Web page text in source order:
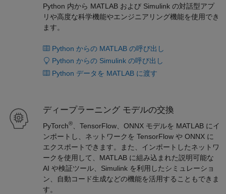
Python 内から MATLAB および Simulink の対話型アプ
リや高度な科学機能やエンジニアリング機能を使用でき
ます。
Python からの MATLAB の呼び出し
Python からの Simulink の呼び出し
Python データを MATLAB に渡す
ディープラーニング モデルの交換
PyTorch®
、TensorFlow、ONNX モデルを MATLAB にイ
ンポートし、ネットワークを TensorFlow や ONNX に
エクスポートできます。また、インポートしたネットワ
ークを使用して、MATLAB に組み込まれた説明可能な
AI や検証ツール、Simulink を利用したシミュレーショ
ン、自動コード生成などの機能を活用することもできま
す。